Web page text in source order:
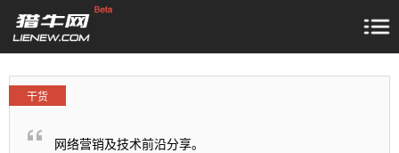
干货
网络营销及技术前沿分享。